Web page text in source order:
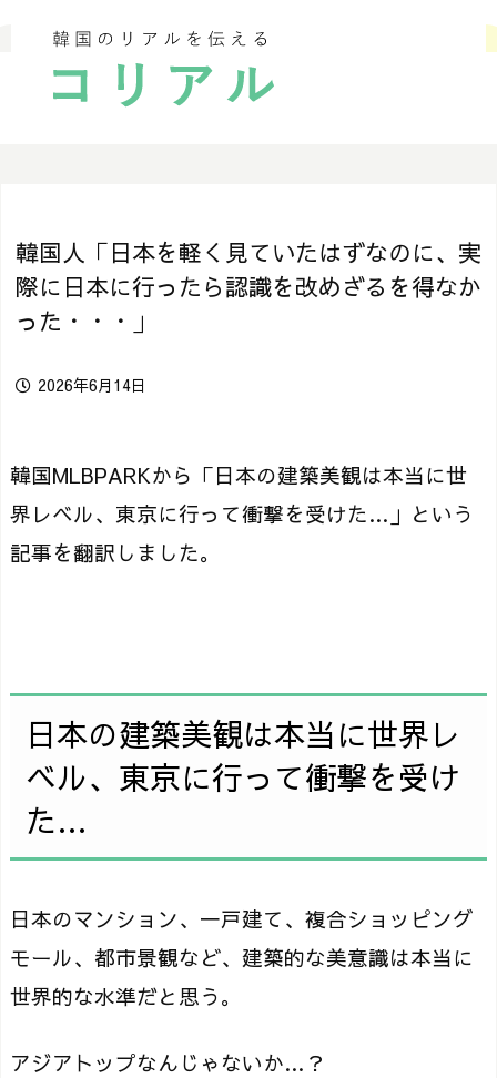
韓国人「日本を軽く見ていたはずなのに、実
際に日本に行ったら認識を改めざるを得なか
った・・・」
2026年6月14日
韓国MLBPARKから「日本の建築美観は本当に世
界レベル、東京に行って衝撃を受けた…」という
記事を翻訳しました。
日本の建築美観は本当に世界レ
ベル、東京に行って衝撃を受け
た…
日本のマンション、一戸建て、複合ショッピング
モール、都市景観など、建築的な美意識は本当に
世界的な水準だと思う。
アジアトップなんじゃないか…？